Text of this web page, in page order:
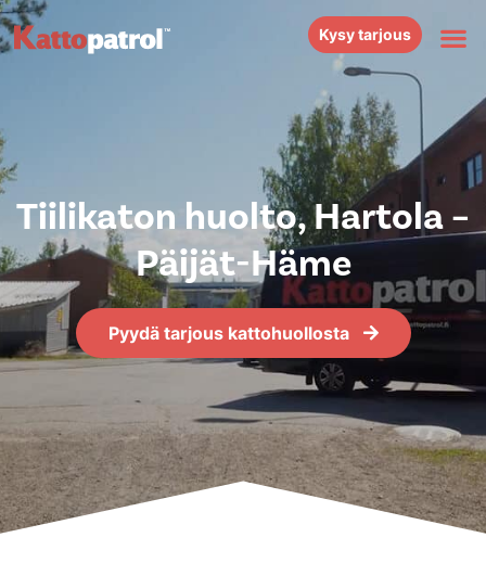
Kysy tarjous
Tiilikaton huolto, Hartola –
Päijät-Häme
Pyydä tarjous kattohuollosta